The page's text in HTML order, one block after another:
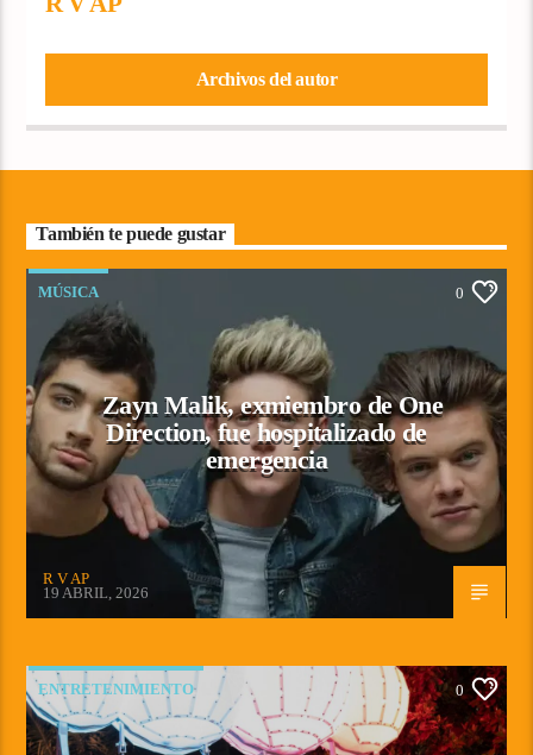
Archivos del autor
También te puede gustar
MÚSICA 0
Zayn Malik, exmiembro de One
Direction, fue hospitalizado de
emergencia
R V AP
19 ABRIL, 2026
ENTRETENIMIENTO 0